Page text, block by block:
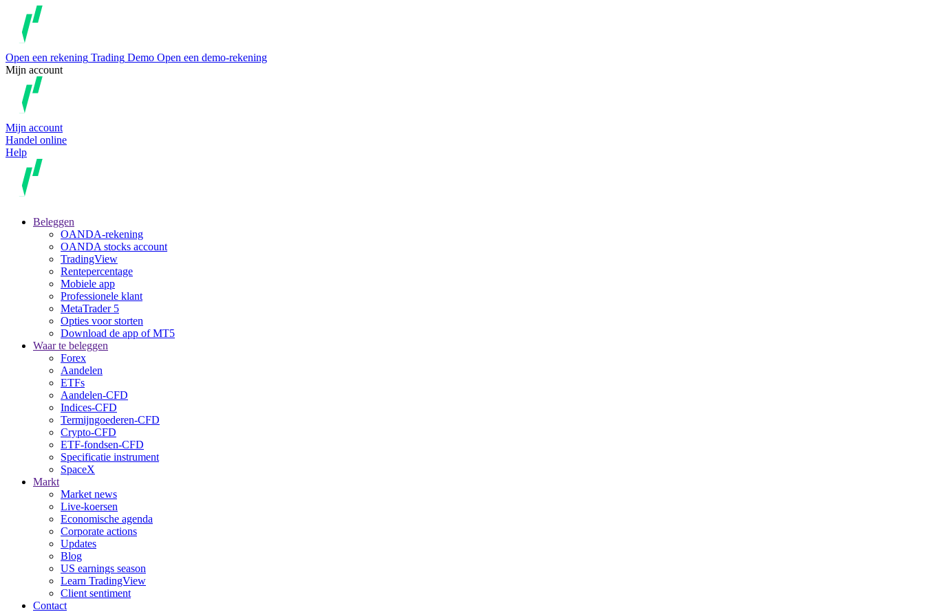
Open een rekening Trading Demo Open een demo-rekening
Mijn account
Mijn account
Handel online
Help
Beleggen
OANDA-rekening
OANDA stocks account
TradingView
Rentepercentage
Mobiele app
Professionele klant
MetaTrader 5
Opties voor storten
Download de app of MT5
Waar te beleggen
Forex
Aandelen
ETFs
Aandelen-CFD
Indices-CFD
Termijngoederen-CFD
Crypto-CFD
ETF-fondsen-CFD
Specificatie instrument
SpaceX
Markt
Market news
Live-koersen
Economische agenda
Corporate actions
Updates
Blog
US earnings season
Learn TradingView
Client sentiment
Contact